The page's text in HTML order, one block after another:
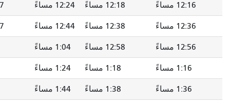
12:18 مساءً 12:24 مساءً 12:27 مساءً
12:38 مساءً 12:44 مساءً 12:47 مساءً
12:58 مساءً 1:04 مساءً 1:07 مساءً
1:18 مساءً 1:24 مساءً 1:27 مساءً
1:38 مساءً 1:44 مساءً 1:47 مساءً